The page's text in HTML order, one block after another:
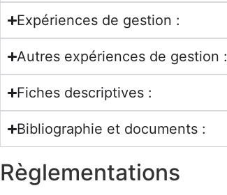
Expériences de gestion :
Autres expériences de gestion :
Fiches descriptives :
Bibliographie et documents :
Règlementations